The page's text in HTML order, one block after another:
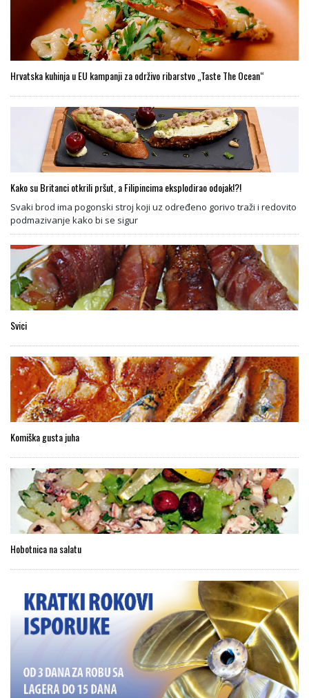
Hrvatska kuhinja u EU kampanji za održivo ribarstvo „Taste The Ocean“
Kako su Britanci otkrili pršut, a Filipincima eksplodirao odojak!?!
Svaki brod ima pogonski stroj koji uz određeno gorivo traži i redovito
podmazivanje kako bi se sigur
Svici
Komiška gusta juha
Hobotnica na salatu